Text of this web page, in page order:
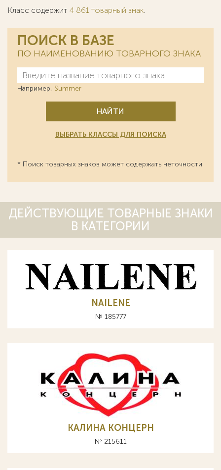
Класс содержит 4 861 товарный знак.
ПОИСК В БАЗЕ
ПО НАИМЕНОВАНИЮ ТОВАРНОГО ЗНАКА
Например, Summer
НАЙТИ
ВЫБРАТЬ КЛАССЫ ДЛЯ ПОИСКА
* Поиск товарных знаков может содержать неточности.
ДЕЙСТВУЮЩИЕ ТОВАРНЫЕ ЗНАКИ
В КАТЕГОРИИ
NAILENE
№ 185777
КАЛИНА КОНЦЕРН
№ 215611